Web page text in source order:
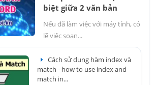
biệt giữa 2 văn bản
Nếu đã làm việc với máy tính, có
lẽ việc soạn...
Cách sử dụng hàm index và
match - how to use index and
match in...